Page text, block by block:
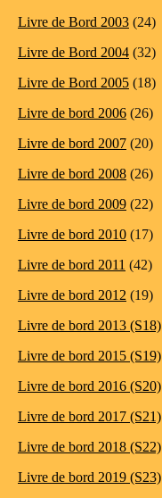
Livre de Bord 2003 (24)
Livre de Bord 2004 (32)
Livre de Bord 2005 (18)
Livre de bord 2006 (26)
Livre de bord 2007 (20)
Livre de bord 2008 (26)
Livre de bord 2009 (22)
Livre de bord 2010 (17)
Livre de bord 2011 (42)
Livre de bord 2012 (19)
Livre de bord 2013 (S18)
Livre de bord 2015 (S19)
Livre de bord 2016 (S20)
Livre de bord 2017 (S21)
Livre de bord 2018 (S22)
Livre de bord 2019 (S23)